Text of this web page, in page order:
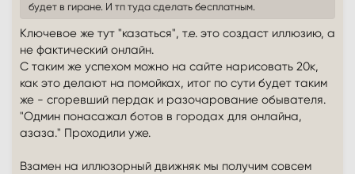
будет в гиране. И тп туда сделать бесплатным.
Ключевое же тут "казаться", т.е. это создаст иллюзию, а
не фактический онлайн.
С таким же успехом можно на сайте нарисовать 20к,
как это делают на помойках, итог по сути будет таким
же - сгоревший пердак и разочарование обывателя.
"Одмин понасажал ботов в городах для онлайна,
азаза." Проходили уже.
Взамен на иллюзорный движняк мы получим совсем